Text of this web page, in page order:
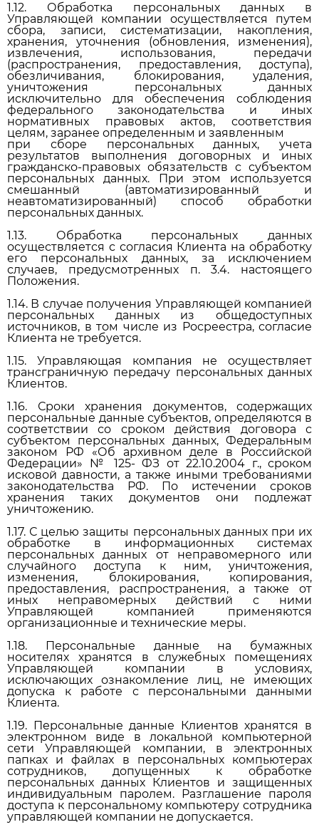
1.12. Обработка персональных данных в
Управляющей компании осуществляется путем
сбора, записи, систематизации, накопления,
хранения, уточнения (обновления, изменения),
извлечения, использования, передачи
(распространения, предоставления, доступа),
обезличивания, блокирования, удаления,
уничтожения персональных данных
исключительно для обеспечения соблюдения
федерального законодательства и иных
нормативных правовых актов, соответствия
целям, заранее определенным и заявленным
при сборе персональных данных, учета
результатов выполнения договорных и иных
гражданско-правовых обязательств с субъектом
персональных данных. При этом используется
смешанный (автоматизированный и
неавтоматизированный) способ обработки
персональных данных.
1.13. Обработка персональных данных
осуществляется с согласия Клиента на обработку
его персональных данных, за исключением
случаев, предусмотренных п. 3.4. настоящего
Положения.
1.14. В случае получения Управляющей компанией
персональных данных из общедоступных
источников, в том числе из Росреестра, согласие
Клиента не требуется.
1.15. Управляющая компания не осуществляет
трансграничную передачу персональных данных
Клиентов.
1.16. Сроки хранения документов, содержащих
персональные данные субъектов, определяются в
соответствии со сроком действия договора с
субъектом персональных данных, Федеральным
законом РФ «Об архивном деле в Российской
Федерации» № 125- ФЗ от 22.10.2004 г., сроком
исковой давности, а также иными требованиями
законодательства РФ. По истечении сроков
хранения таких документов они подлежат
уничтожению.
1.17. С целью защиты персональных данных при их
обработке в информационных системах
персональных данных от неправомерного или
случайного доступа к ним, уничтожения,
изменения, блокирования, копирования,
предоставления, распространения, а также от
иных неправомерных действий с ними
Управляющей компанией применяются
организационные и технические меры.
1.18. Персональные данные на бумажных
носителях хранятся в служебных помещениях
Управляющей компании в условиях,
исключающих ознакомление лиц, не имеющих
допуска к работе с персональными данными
Клиента.
1.19. Персональные данные Клиентов хранятся в
электронном виде в локальной компьютерной
сети Управляющей компании, в электронных
папках и файлах в персональных компьютерах
сотрудников, допущенных к обработке
персональных данных Клиентов и защищенных
индивидуальным паролем. Разглашение пароля
доступа к персональному компьютеру сотрудника
управляющей компании не допускается.